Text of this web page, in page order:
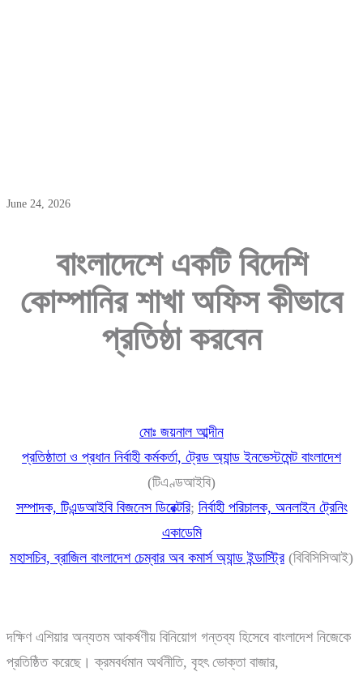
June 24, 2026
বাংলাদেশে একটিবিদেশি
কোম্পানিরশাখাঅফিসকীভাবে
প্রতিষ্ঠাকরবেন
মোঃ জয়নাল আব্দীন
প্রতিষ্ঠাতা ও প্রধান নির্বাহী কর্মকর্তা, ট্রেড অ্যান্ড ইনভেস্টমেন্ট বাংলাদেশ
(টিএণ্ডআইবি)
সম্পাদক, টিএন্ডআইবি বিজনেস ডিরেক্টরি; নির্বাহী পরিচালক, অনলাইন ট্রেনিং
একাডেমি
মহাসচিব, ব্রাজিল বাংলাদেশ চেম্বার অব কমার্স অ্যান্ড ইন্ডাস্ট্রি(বিবিসিসিআই)
দক্ষিণ এশিয়ার অন্যতম আকর্ষণীয় বিনিয়োগ গন্তব্য হিসেবে বাংলাদেশ নিজেকে
প্রতিষ্ঠিত করেছে। ক্রমবর্ধমান অর্থনীতি, বৃহৎ ভোক্তা বাজার,